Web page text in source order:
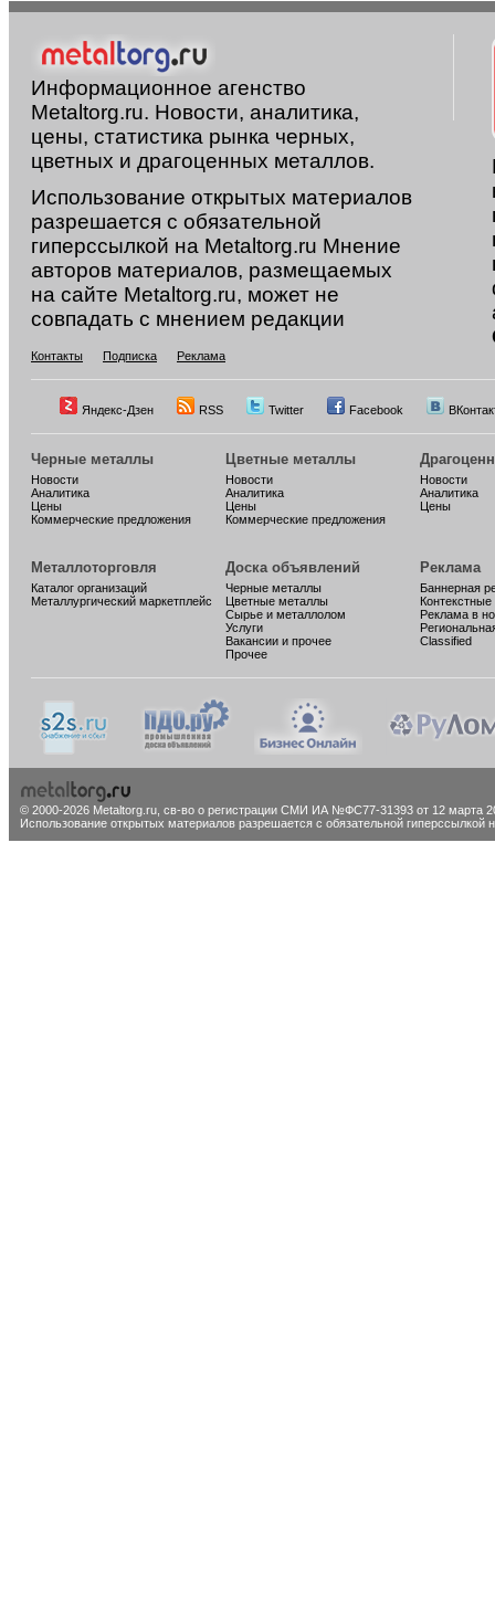
Информационное агенство
Metaltorg.ru. Новости, аналитика,
цены, статистика рынка черных,
цветных и драгоценных металлов.
Использование открытых материалов
разрешается с обязательной
гиперссылкой на Metaltorg.ru Мнение
авторов материалов, размещаемых
на сайте Metaltorg.ru, может не
совпадать с мнением редакции
Контакты Подписка Реклама
Яндекс-Дзен RSS Twitter Facebook
Черные металлы
Новости
Аналитика
Цены
Коммерческие предложения
Цветные металлы
Новости
Аналитика
Цены
Коммерческие предложения
Новости
Аналитика
Цены
Металлоторговля
Каталог организаций
Металлургический маркетплейс
Доска объявлений
Черные металлы
Цветные металлы
Сырье и металлолом
Услуги
Вакансии и прочее
Прочее
Реклама
Баннерная
Реклама в
Classified
© 2000-2026 Metaltorg.ru, св-во о регистрации СМИ ИА №ФС77-31393 от 12 марта
Использование открытых материалов разрешается с обязательной гиперссылкой